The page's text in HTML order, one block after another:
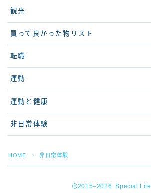
観光
買って良かった物リスト
転職
運動
運動と健康
非日常体験
HOME ＞ 非日常体験
2015–2026 Special Life